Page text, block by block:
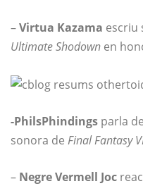
–Virtua Kazama escriu
Ultimate Shodown en
-PhilsPhindings parla
sonora de Final Fantasy
– Negre Vermell Joc